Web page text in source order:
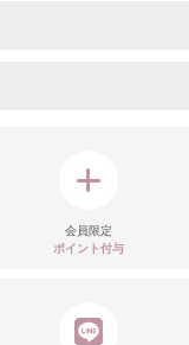
会員限定
ポイント付与